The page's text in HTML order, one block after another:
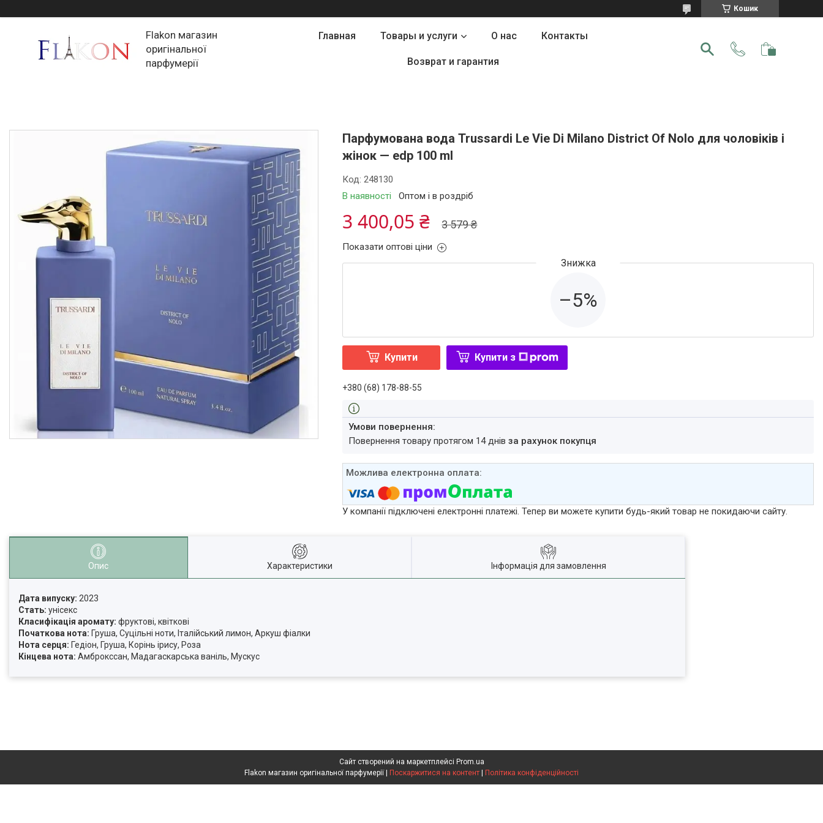
Кошик
Flakon магазин
оригінальної
парфумерії
Главная Товары и услуги О нас Контакты
Возврат и гарантия
Парфумована вода Trussardi Le Vie Di Milano District Of Nolo для чоловіків і
жінок — edp 100 ml
В наявності Оптом і в роздріб
Код:248130
3 579 ₴
3 400,05 ₴
Показати оптові ціни
–5%
Купити Купити з
+380 (68) 178-88-55
повернення товару протягом 14 днівза рахунок покупця
У компанії підключені електронні платежі. Тепер ви можете купити будь-який товар не покидаючи сайту.
Опис Характеристики Інформація для замовлення
Дата випуску: 2023
Стать: унісекс
Класифікація аромату: фруктові, квіткові
Початкова нота: Груша, Суцільні ноти, Італійський лимон, Аркуш фіалки
Нота серця: Гедіон, Груша, Корінь ірису, Роза
Кінцева нота: Амброкссан, Мадагаскарська ваніль, Мускус
Сайт створений на маркетплейсі Prom.ua
Поскаржитися на контент Політика конфіденційності